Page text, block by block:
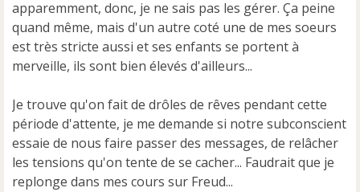
apparemment, donc, je ne sais pas les gérer. Ça peine
quand même, mais d'un autre coté une de mes soeurs
est très stricte aussi et ses enfants se portent à
merveille, ils sont bien élevés d'ailleurs...
Je trouve qu'on fait de drôles de rêves pendant cette
période d'attente, je me demande si notre subconscient
essaie de nous faire passer des messages, de relâcher
les tensions qu'on tente de se cacher... Faudrait que je
replonge dans mes cours sur Freud...